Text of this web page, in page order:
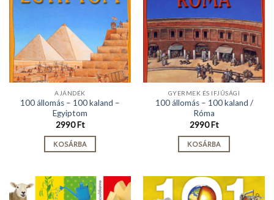
AJÁNDÉK
100 állomás – 100 kaland –
Egyiptom
2990Ft
KOSÁRBA
GYERMEK ÉS IFJÚSÁGI
100 állomás – 100 kaland /
Róma
2990Ft
KOSÁRBA